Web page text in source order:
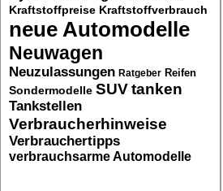
Kraftstoffpreise Kraftstoffverbrauch
neue Automodelle
Neuwagen
Neuzulassungen Ratgeber Reifen
Sondermodelle SUVtanken
Tankstellen
Verbraucherhinweise
Verbrauchertipps
verbrauchsarme Automodelle